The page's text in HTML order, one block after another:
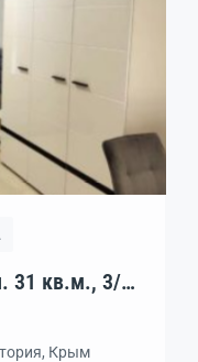
31 кв.м., 3/4
Крым